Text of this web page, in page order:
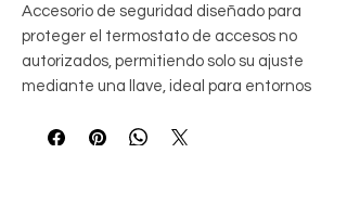
Accesorio de seguridad diseñado para
proteger el termostato de accesos no
autorizados, permitiendo solo su ajuste
mediante una llave, ideal para entornos
control sobre la temperatura. Hechos de